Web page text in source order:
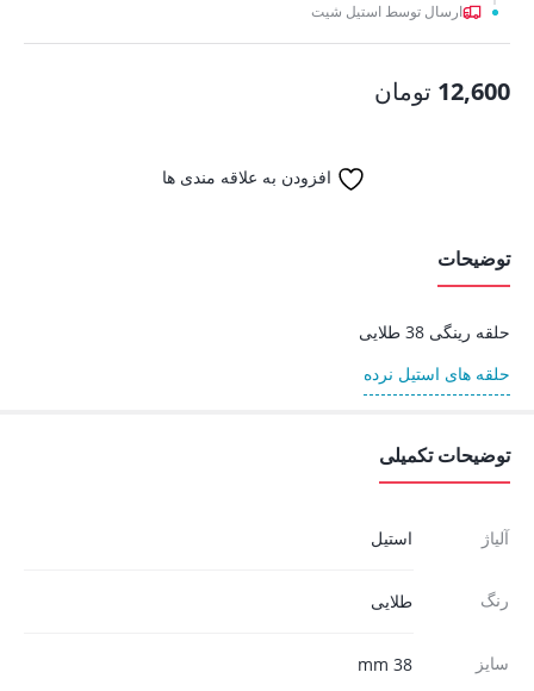
ارسال توسط استیل شیت
12,600 تومان
افزودن به علاقه مندی ها
توضیحات
حلقه رینگی 38 طلایی
حلقه های استیل نرده
توضیحات تکمیلی
آلیاژ استیل
رنگ طلایی
سایز 38 mm